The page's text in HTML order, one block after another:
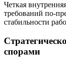
Четкая
требований по-
стабильности
спорами